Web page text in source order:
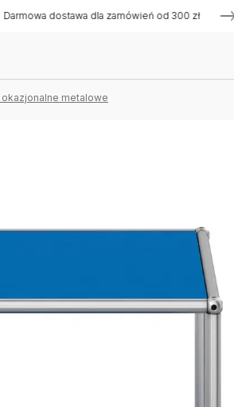
dostawa dla zamówień od 300 zł
okazjonalne metalowe